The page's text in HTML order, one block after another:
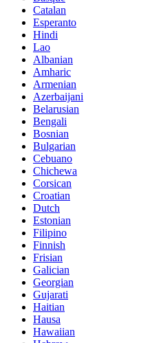
Catalan
Esperanto
Hindi
Lao
Albanian
Amharic
Armenian
Azerbaijani
Belarusian
Bengali
Bosnian
Bulgarian
Cebuano
Chichewa
Corsican
Croatian
Dutch
Estonian
Filipino
Finnish
Frisian
Galician
Georgian
Gujarati
Haitian
Hausa
Hawaiian